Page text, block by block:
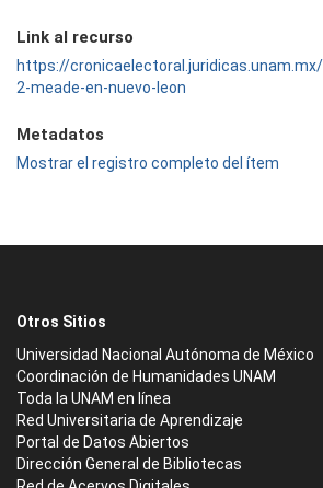
Link al recurso
https://
2-meade-en-nuevo-leon
Metadatos
Mostrar el registro completo del ítem
Otros Sitios
Universidad Nacional Autónoma de México
Coordinación de Humanidades UNAM
Toda la UNAM en línea
Red Universitaria de Aprendizaje
Portal de Datos Abiertos
Dirección General de Bibliotecas